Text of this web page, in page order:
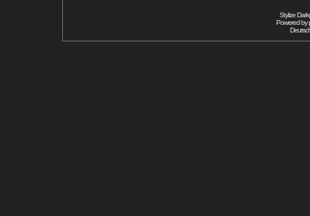
Stylize
Powered by